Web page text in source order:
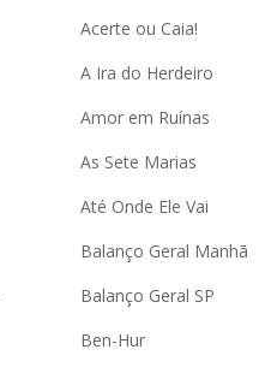
Acerte ou Caia!
A Ira do Herdeiro
Amor em Ruínas
As Sete Marias
Até Onde Ele Vai
Balanço Geral Manhã
Balanço Geral SP
Ben-Hur